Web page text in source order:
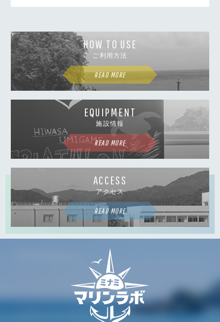
HOW TO USE
ご利用方法
READ MORE
EQUIPMENT
施設情報
READ MORE
ACCESS
アクセス
READ MORE